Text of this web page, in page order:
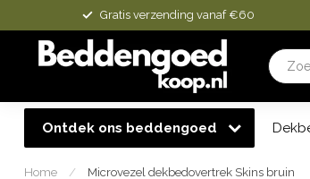
Gratis verzending vanaf €60
Ontdek ons beddengoed
Home / Microvezel dekbedovertrek Skins bruin